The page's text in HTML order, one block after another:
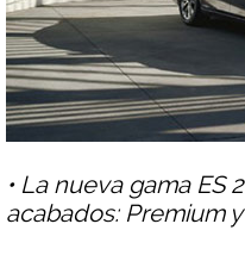
• La nueva gama ES
acabados: Premium